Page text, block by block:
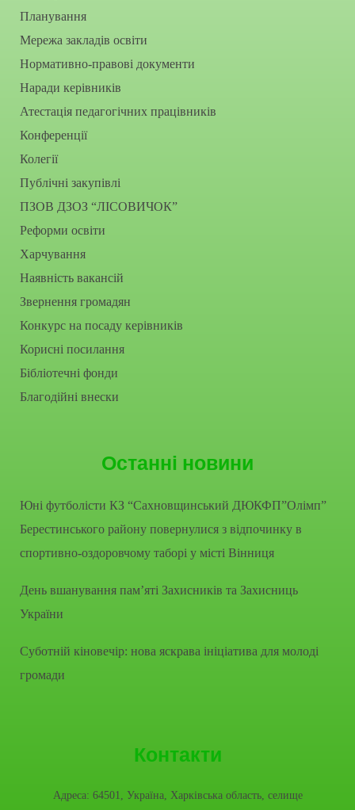
Планування
Мережа закладів освіти
Нормативно-правові документи
Наради керівників
Атестація педагогічних працівників
Конференції
Колегії
Публічні закупівлі
ПЗОВ ДЗОЗ “ЛІСОВИЧОК”
Реформи освіти
Харчування
Наявність вакансій
Звернення громадян
Конкурс на посаду керівників
Корисні посилання
Бібліотечні фонди
Благодійні внески
Останні новини
Юні футболісти КЗ “Сахновщинський ДЮКФП”Олімп”
Берестинського району повернулися з відпочинку в
спортивно-оздоровчому таборі у місті Вінниця
День вшанування пам’яті Захисників та Захисниць
України
Суботній кіновечір: нова яскрава ініціатива для молоді
громади
Контакти
Адреса: 64501, Україна, Харківська область, селище